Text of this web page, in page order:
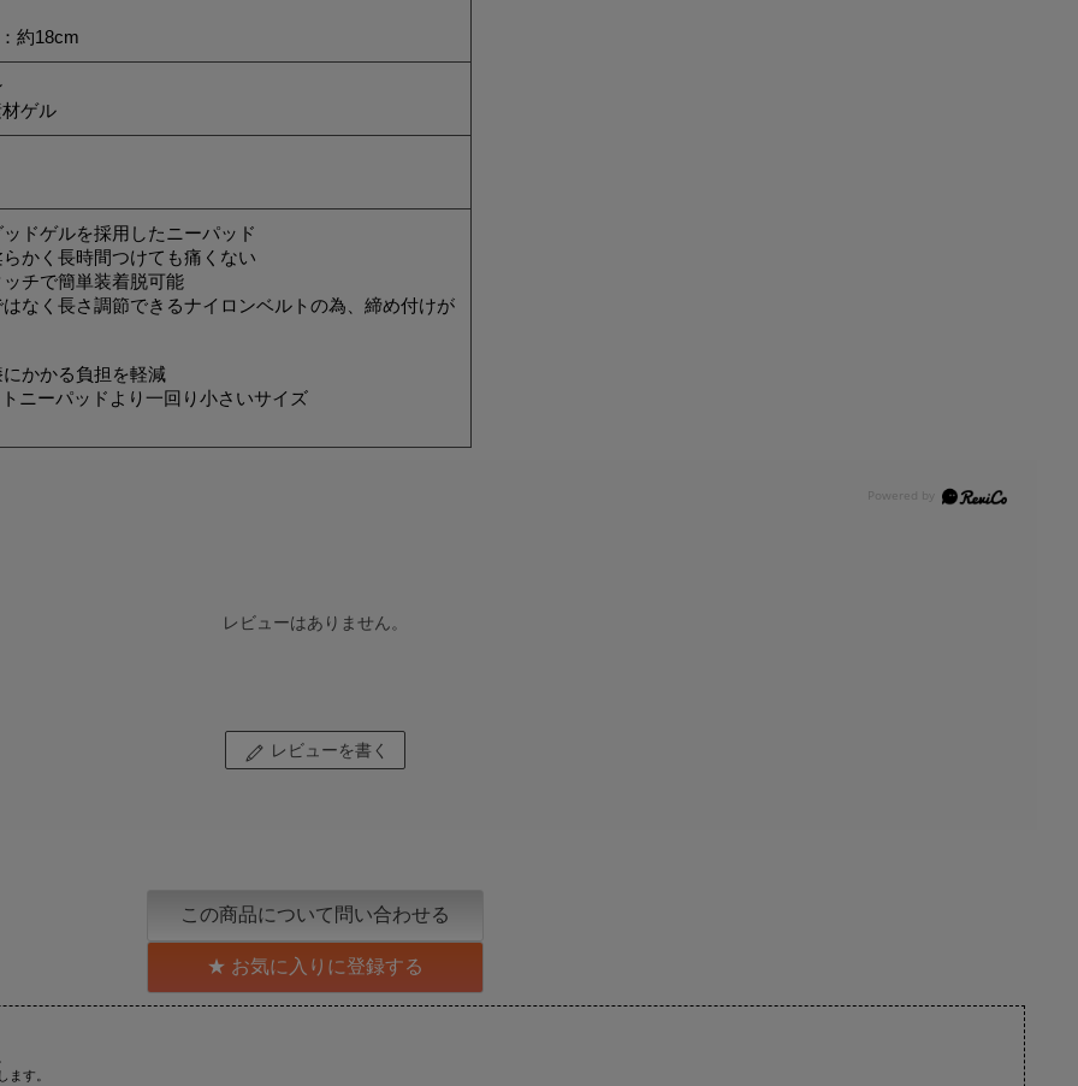
約18cm
ゲル
ドゲルを採用したニーパッド
かく長時間つけても痛くない
チで簡単装着脱可能
なく長さ調節できるナイロンベルトの為、締め付けが
かかる負担を軽減
ニーパッドより一回り小さいサイズ
レビューはありません。
レビューを書く
この商品について問い合わせる
お気に入りに登録する
す。